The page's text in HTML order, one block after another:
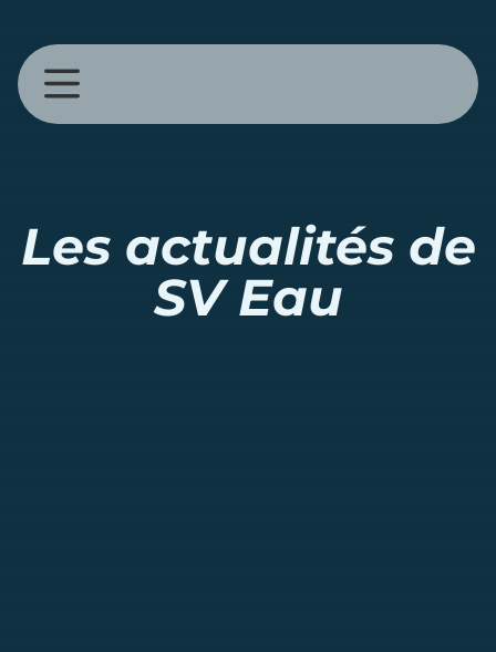
Les actualités de
SV Eau